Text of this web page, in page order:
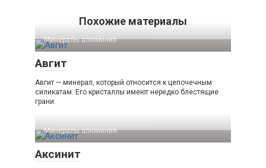
Похожие материалы
Минералы алюминия‎
Авгит
Авгит — минерал, который относится к цепочечным
силикатам. Его кристаллы имеют нередко блестящие
грани.
Минералы алюминия‎
Аксинит